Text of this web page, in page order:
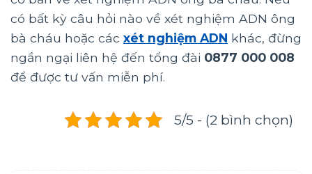
có bất kỳ câu hỏi nào về xét nghiệm ADN ông
bà cháu hoặc các xét nghiệm ADN khác, đừng
ngần ngại liên hệ đến tổng đài 0877 000 008
để được tư vấn miễn phí.
5/5 - (2 bình chọn)